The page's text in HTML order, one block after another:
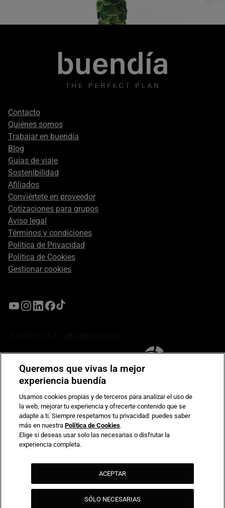
Footer
secondary
Contacto
Quiénes somos
Trabajar en buendía
Blog
Guías de viaje
Sostenibilidad
Afiliados
Conviértete en proveedor
Cotizaciones para grupos
Aviso legal
Términos y condiciones
Política de Privacidad
Política de Cookies
Gestionar cookies
Compromiso de seguridad en pagos electrónicos
Queremos que vivas la mejor
experiencia buendía
Usamos cookies propias y de terceros para analizar el uso de
la web, mejorar tu experiencia y ofrecerte contenido que se
adapte a ti. Siempre respetamos tu privacidad: puedes saber
más en nuestraPolítica de Cookies.
Elige si deseas usar solo las necesarias o disfrutar la
experiencia completa.
ACEPTAR
SÓLO NECESARIAS